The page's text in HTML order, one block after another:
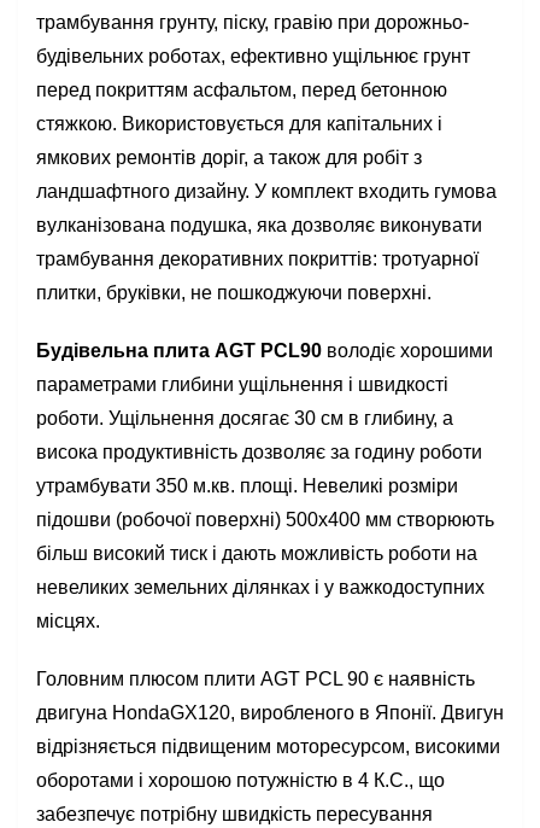
трамбування грунту, піску, гравію при дорожньо-
будівельних роботах, ефективно ущільнює грунт
перед покриттям асфальтом, перед бетонною
стяжкою. Використовується для капітальних і
ямкових ремонтів доріг, а також для робіт з
ландшафтного дизайну. У комплект входить гумова
вулканізована подушка, яка дозволяє виконувати
трамбування декоративних покриттів: тротуарної
плитки, бруківки, не пошкоджуючи поверхні.
Будівельна плита AGT PCL90 володіє хорошими
параметрами глибини ущільнення і швидкості
роботи. Ущільнення досягає 30 см в глибину, а
висока продуктивність дозволяє за годину роботи
утрамбувати 350 м.кв. площі. Невеликі розміри
підошви (робочої поверхні) 500х400 мм створюють
більш високий тиск і дають можливість роботи на
невеликих земельних ділянках і у важкодоступних
місцях.
Головним плюсом плити AGT PCL 90 є наявність
двигуна HondaGX120, виробленого в Японії. Двигун
відрізняється підвищеним моторесурсом, високими
оборотами і хорошою потужністю в 4 К.С., що
забезпечує потрібну швидкість пересування